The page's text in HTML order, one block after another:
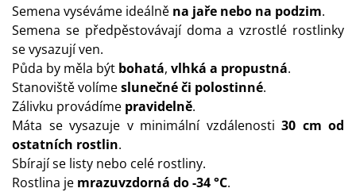
Semena vyséváme ideálně na jaře nebo na podzim.
Semena se předpěstovávají doma a vzrostlé rostlinky
se vysazují ven.
Půda by měla být bohatá, vlhká a propustná.
Stanoviště volímeslunečné či polostinné.
Zálivku provádíme pravidelně.
Máta se vysazuje v minimální vzdálenosti 30 cm od
ostatních rostlin.
Sbírají se listy nebo celé rostliny.
Rostlina je mrazuvzdorná do -34 °C.